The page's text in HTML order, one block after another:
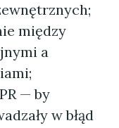
między
a
— by
w błąd